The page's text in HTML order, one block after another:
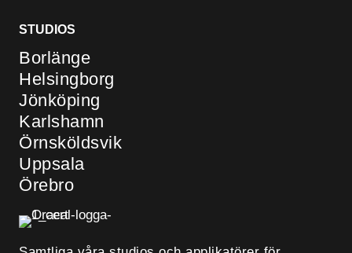
STUDIOS
Borlänge
Helsingborg
Jönköping
Karlshamn
Örnsköldsvik
Uppsala
Örebro